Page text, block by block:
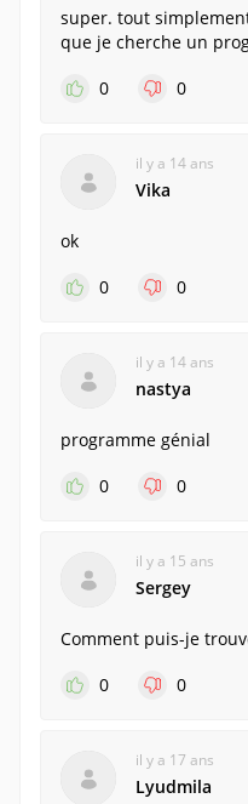
super. tout
que je cherche un
0
0
il y a 14 ans
Vika
ok
0
0
il y a 14 ans
nastya
programme génial
0
0
il y a 15 ans
Sergey
Comment puis-je
0
0
il y a 17 ans
Lyudmila